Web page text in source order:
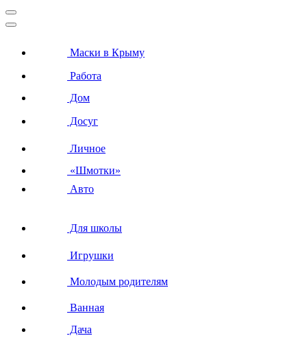
Маски в Крыму
Работа
Дом
Досуг
Личное
«Шмотки»
Авто
Для школы
Игрушки
Молодым родителям
Ванная
Дача